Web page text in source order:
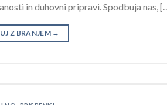
in duhovni pripravi. Spodbuja nas,
Z BRANJEM →